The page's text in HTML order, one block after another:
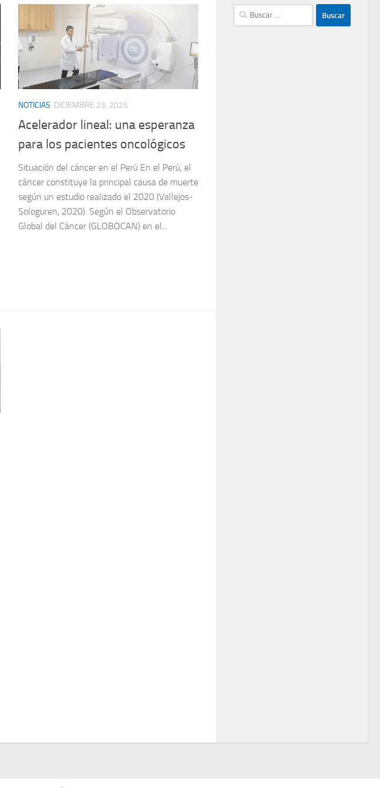
NOTICIAS DICIEMBRE 23, 2025
Acelerador lineal: una esperanza
para los pacientes oncológicos
Situación del cáncer en el Perú En el Perú, el
cáncer constituye la principal causa de muerte
según un estudio realizado el 2020 (Vallejos-
Sologuren, 2020). Según el Observatorio
Global del Cáncer (GLOBOCAN) en el...
Buscar: